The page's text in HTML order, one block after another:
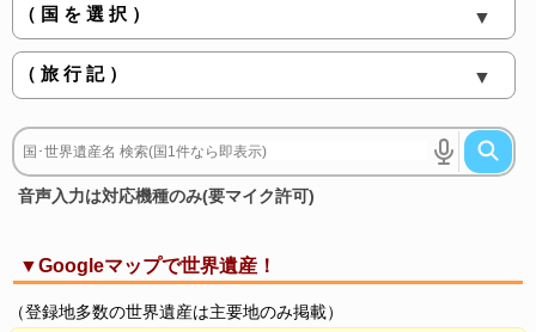
音声入力は対応機種のみ(要マイク許可)
▼Googleマップで世界遺産！
（登録地多数の世界遺産は主要地のみ掲載）